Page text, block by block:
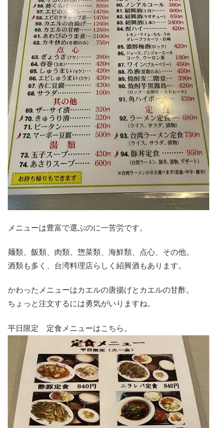
メニューは豊富で選ぶのに一苦労です。
麺類、飯類、肉類、惣菜類、海鮮類、点心、その他。
酒類も多く、台湾料理店らしく紹興酒もあります。
かわったメニューはカエルの唐揚げとカエルの甘酢。
ちょっと注文するには勇気がいりますね。
平日限定 定食メニューはこちら。